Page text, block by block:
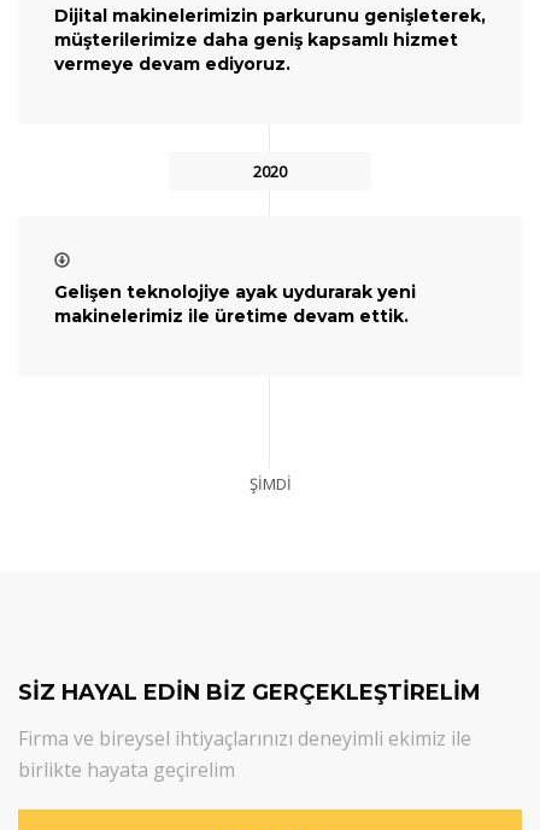
Dijital makinelerimizin parkurunu genişleterek,
müşterilerimize daha geniş kapsamlı hizmet
vermeye devam ediyoruz.
2020
Gelişen teknolojiye ayak uydurarak yeni
makinelerimiz ile üretime devam ettik.
ŞİMDİ
SİZ HAYAL EDİN BİZ GERÇEKLEŞTİRELİM
Firma ve bireysel ihtiyaçlarınızı deneyimli ekimiz ile
birlikte hayata geçirelim